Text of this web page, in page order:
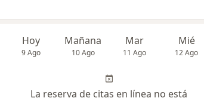
Hoy
9 Ago
Mañana
10 Ago
Mar
11 Ago
Mié
12 Ago
La reserva de citas en línea no está